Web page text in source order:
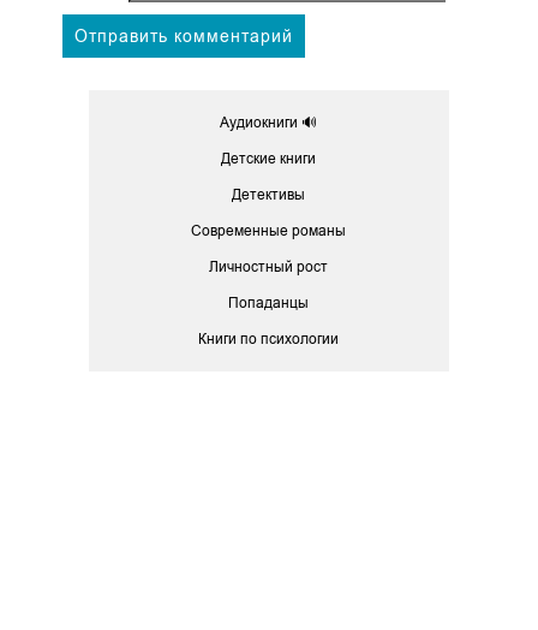
Аудиокниги 🔊
Детские книги
Детективы
Современные романы
Личностный рост
Попаданцы
Книги по психологии